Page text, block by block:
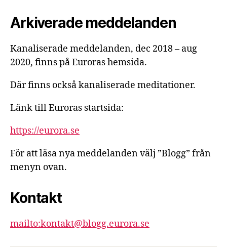
Arkiverade meddelanden
Kanaliserade meddelanden, dec 2018 – aug
2020, finns på Euroras hemsida.
Där finns också kanaliserade meditationer.
Länk till Euroras startsida:
https://eurora.se
För att läsa nya meddelanden välj ”Blogg” från
menyn ovan.
Kontakt
mailto:kontakt@blogg.eurora.se